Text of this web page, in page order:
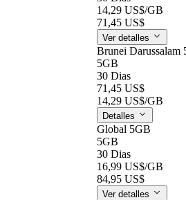
14,29 US$/GB
71,45 US$
Ver detalles
Brunei Darussalam
5GB
30 Dias
71,45 US$
14,29 US$/GB
Detalles
Global 5GB
5GB
30 Dias
16,99 US$/GB
84,95 US$
Ver detalles